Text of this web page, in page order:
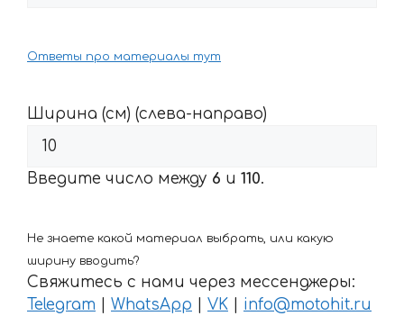
Ответы про материалы тут
Ширина (см) (слева-направо)
Введите число между 6 и 110.
Не знаете какой материал выбрать, или какую
ширину вводить?
Свяжитесь с нами через мессенджеры:
Telegram
WhatsApp VK info@motohit.ru